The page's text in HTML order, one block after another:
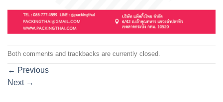
Both comments and trackbacks are currently closed.
← Previous
Next →